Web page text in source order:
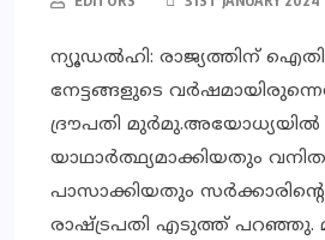
ന്യൂഡല്‍ഹി: രാജ്യത്തിന്
നേട്ടങ്ങളുടെ
ദ്രൗപതി മുര്‍മു.അയോധ്യയില്‍
യാഥാര്‍ത്ഥ്യമാക്കിയതും
പാസാക്കിയതും
രാഷ്ട്രപതി എടുത്ത് പറഞ്ഞു.